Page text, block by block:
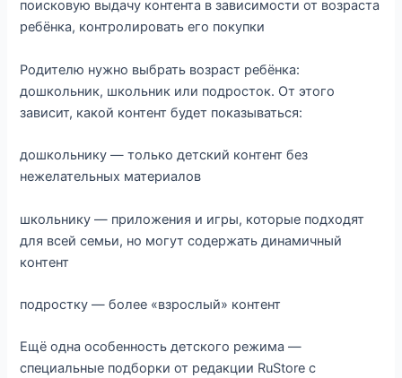
поисковую выдачу контента в зависимости от возраста
ребёнка, контролировать его покупки
Родителю нужно выбрать возраст ребёнка:
дошкольник, школьник или подросток. От этого
зависит, какой контент будет показываться:
дошкольнику — только детский контент без
нежелательных материалов
школьнику — приложения и игры, которые подходят
для всей семьи, но могут содержать динамичный
контент
подростку — более «взрослый» контент
Ещё одна особенность детского режима —
специальные подборки от редакции RuStore с